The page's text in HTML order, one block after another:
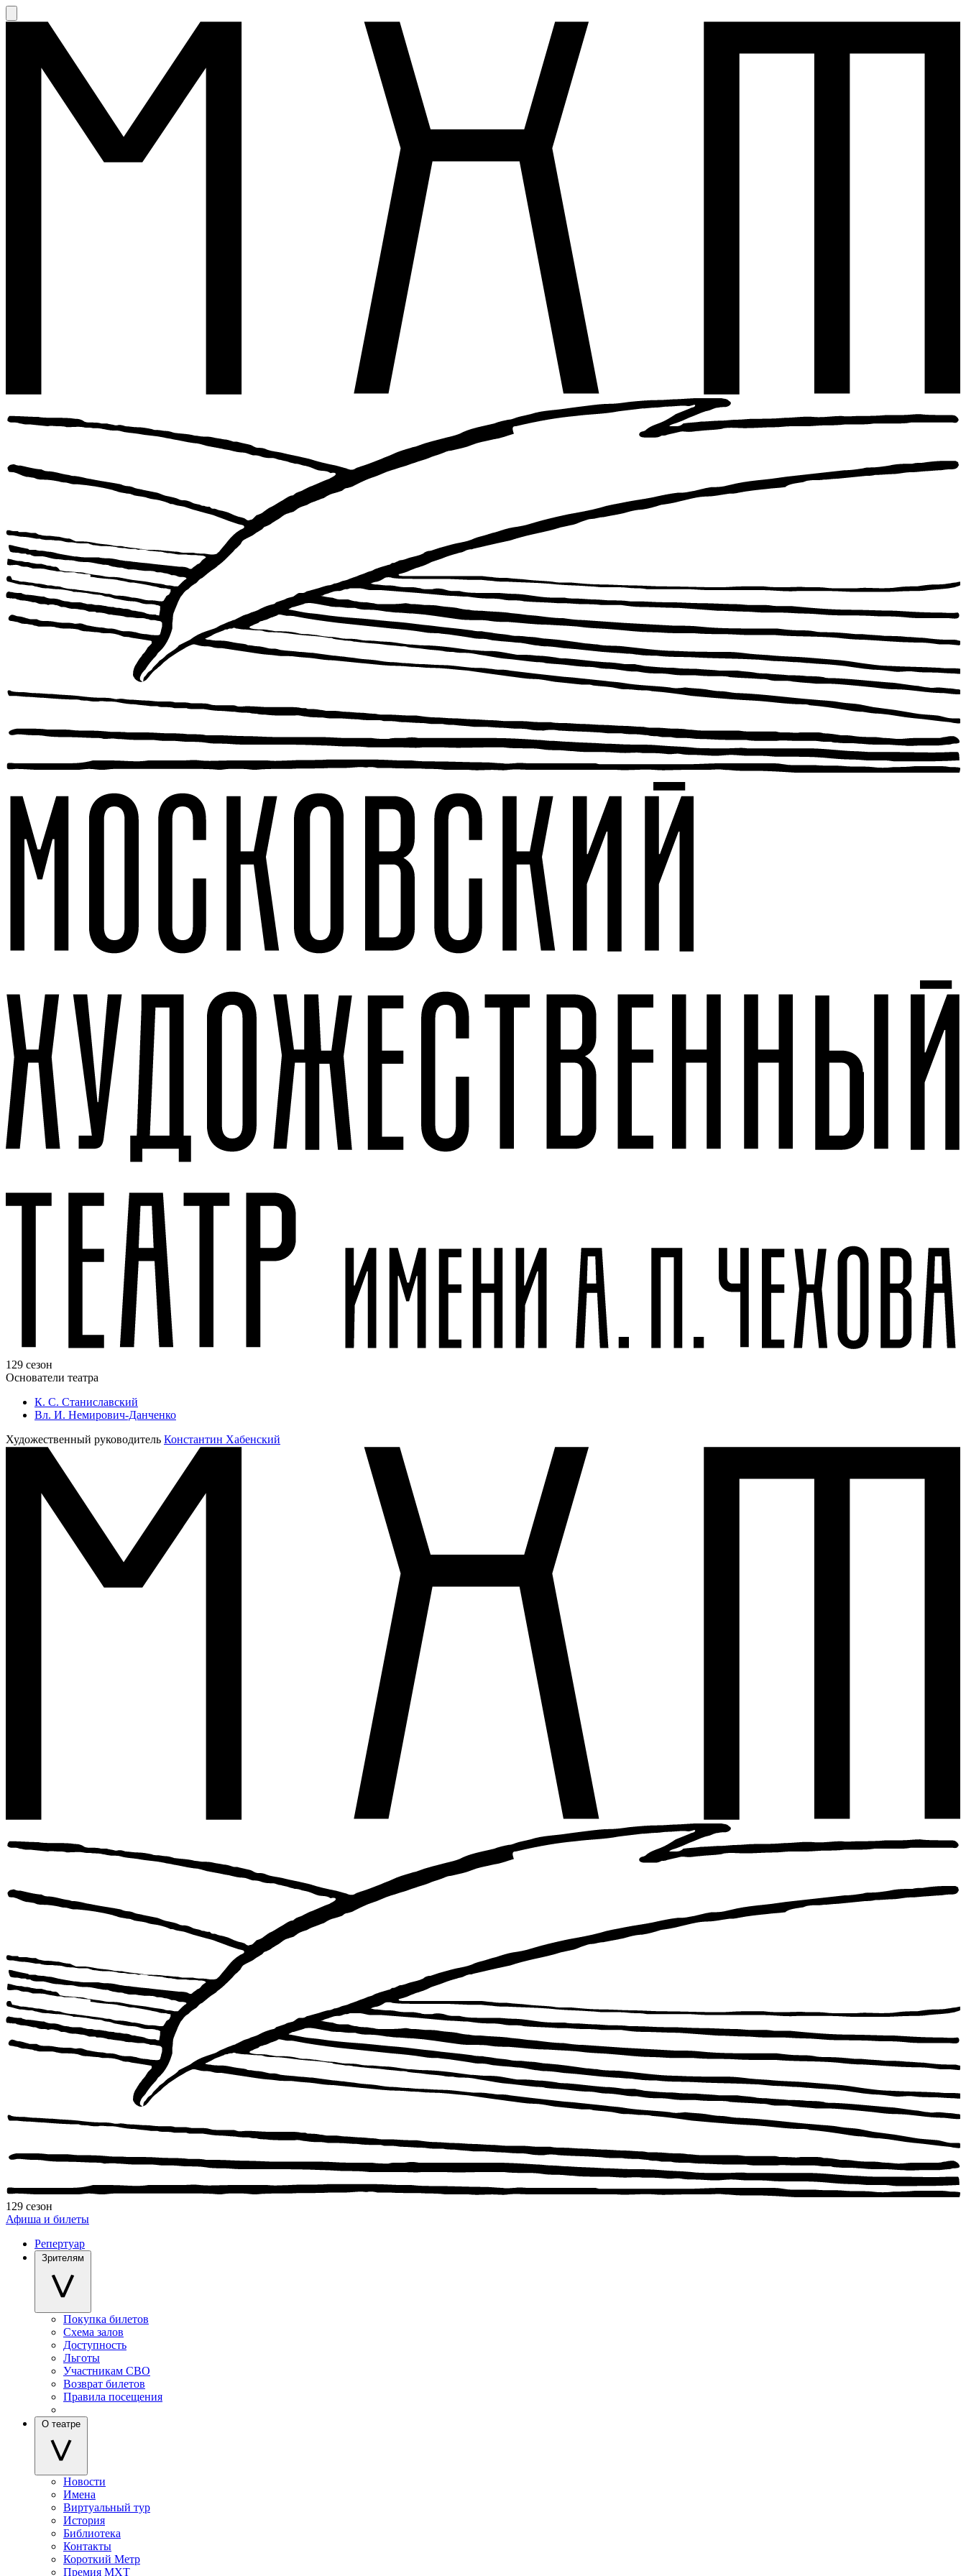
129 сезон
Основатели театра
К. С. Станиславский
Вл. И. Немирович-Данченко
Художественный руководитель Константин Хабенский
129 сезон
Афиша и билеты
Репертуар
Зрителям
Покупка билетов
Схема залов
Доступность
Льготы
Участникам СВО
Возврат билетов
Правила посещения
О театре
Новости
Имена
Виртуальный тур
История
Библиотека
Контакты
Короткий Метр
Премия МХТ